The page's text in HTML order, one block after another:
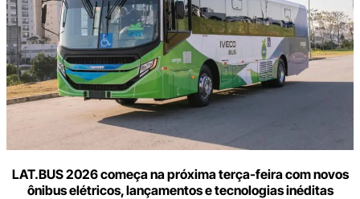
LAT.BUS 2026 começa na próxima terça-feira com novos
ônibus elétricos, lançamentos e tecnologias inéditas